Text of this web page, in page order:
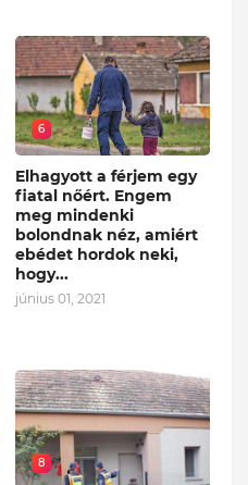
6
Elhagyott a férjem egy
fiatal nőért. Engem
meg mindenki
bolondnak néz, amiért
ebédet hordok neki,
hogy...
június 01, 2021
8